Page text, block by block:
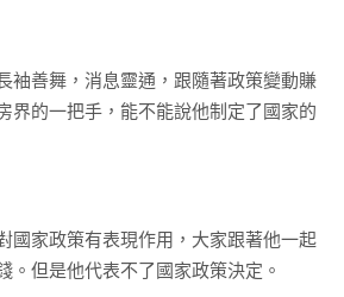
袖善舞，消息靈通，跟隨著政策變動賺
界的一把手，能不能說他制定了國家的
國家政策有表現作用，大家跟著他一起
。但是他代表不了國家政策決定。